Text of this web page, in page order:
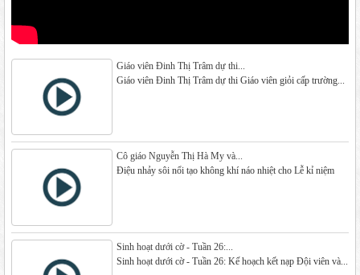
Giáo viên Đinh Thị Trâm dự thi...
Giáo viên Đinh Thị Trâm dự thi Giáo viên giỏi cấp trường...
Cô giáo Nguyễn Thị Hà My và...
Điệu nhảy sôi nổi tạo không khí náo nhiệt cho Lễ kỉ niệm
Sinh hoạt dưới cờ - Tuần 26:...
Sinh hoạt dưới cờ - Tuần 26: Kế hoạch kết nạp Đội viên và...